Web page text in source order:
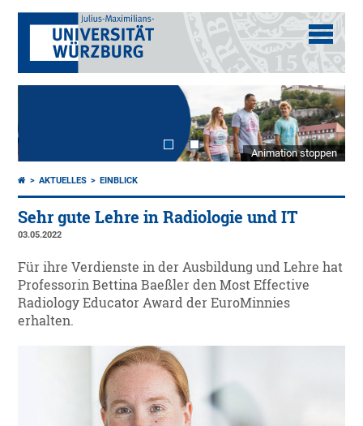
Animation stoppen
AKTUELLES EINBLICK
Sehr gute Lehre in Radiologie und IT
03.05.2022
Für ihre Verdienste in der Ausbildung und Lehre hat
Professorin Bettina Baeßler den Most Effective
Radiology Educator Award der EuroMinnies
erhalten.